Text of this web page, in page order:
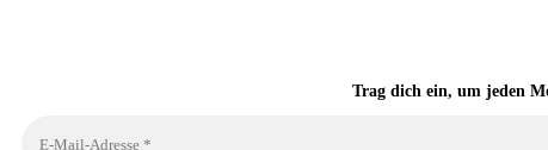
Trag dich ein, um jeden